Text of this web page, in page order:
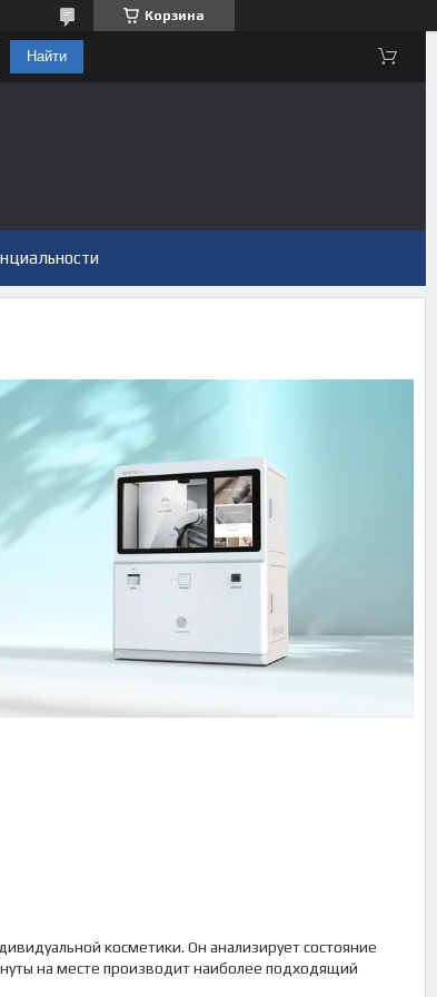
Корзина
Найти
косметики. Он анализирует состояние
на месте производит наиболее подходящий